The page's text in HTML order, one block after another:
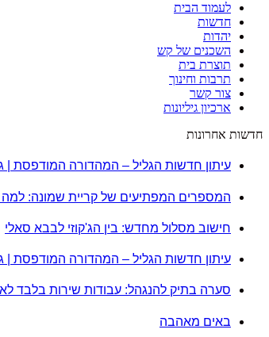
לעמוד הבית
חדשות
יהדות
השכנים של קש
תוצרת בית
תרבות וחינוך
צור קשר
ארכיון גיליונות
חדשות אחרונות
עיתון חדשות הגליל – המהדורה המודפסת | גליון
המספרים המפתיעים של קריית שמונה: למה 600 דורשי עבודה הם לא מה שחשבתם?
חישוב מסלול מחדש: בין הג'קוזי לבבא סאלי
עיתון חדשות הגליל – המהדורה המודפסת | גליון
סערה בתיק להנגהל: עבודות שירות בלבד
באים מאהבה